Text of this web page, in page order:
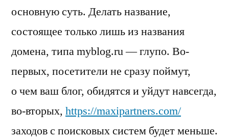
основную суть. Делать название,
состоящее только лишь из названия
домена, типа myblog.ru — глупо. Во-
первых, посетители не сразу поймут,
о чем ваш блог, обидятся и уйдут навсегда,
во-вторых, https://maxipartners.com/
заходов с поисковых систем будет меньше.